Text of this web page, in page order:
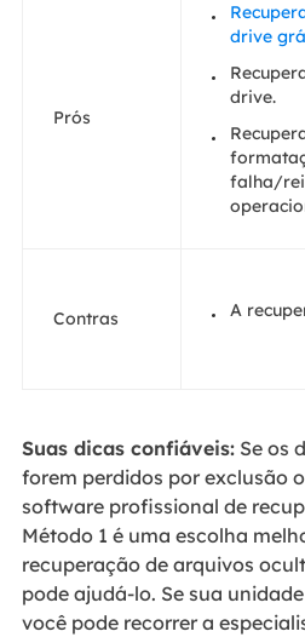
Prós
drive
drive.
falha/
Contras A
Suas dicas confiáveis:Se os
forem perdidos por exclusão
software profissional de
Método 1 é uma escolha
recuperação de arquivos
pode ajudá-lo. Se sua
você pode recorrer a